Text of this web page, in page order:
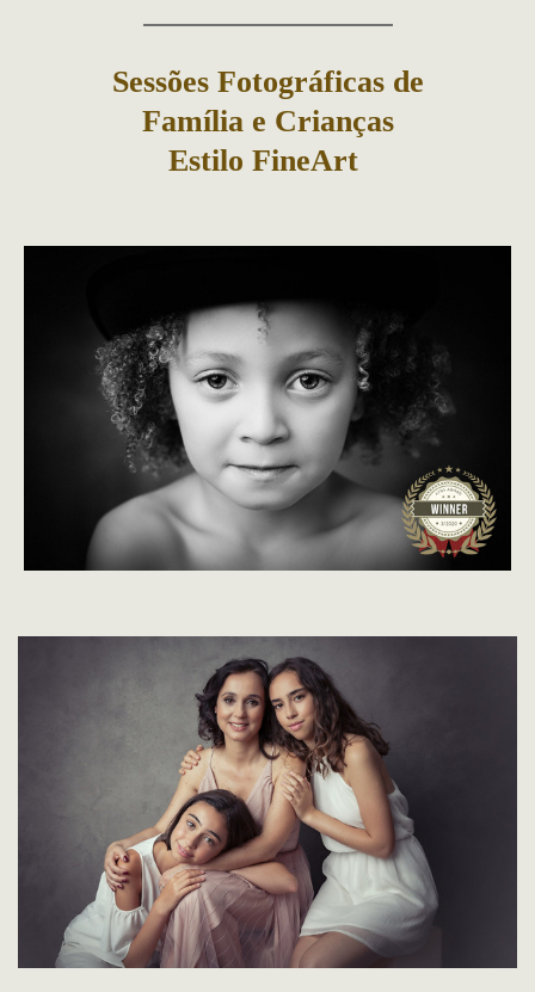
Sessões Fotográficas de
Família e Crianças
Estilo FineArt